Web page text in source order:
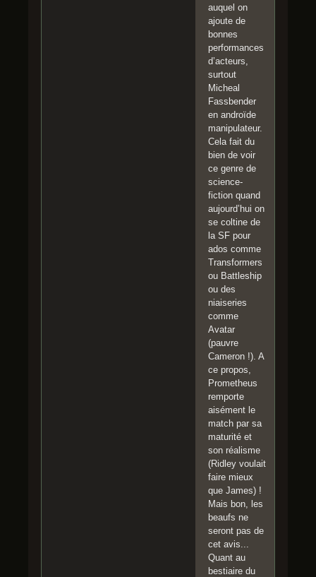
auquel on
ajoute de
bonnes
performances
d’acteurs,
surtout
Micheal
Fassbender
en androïde
manipulateur.
Cela fait du
bien de voir
ce genre de
science-
fiction quand
aujourd’hui on
se coltine de
la SF pour
ados comme
Transformers
ou Battleship
ou des
niaiseries
comme
Avatar
(pauvre
Cameron !). A
ce propos,
Prometheus
remporte
aisément le
match par sa
maturité et
son réalisme
(Ridley voulait
faire mieux
que James) !
Mais bon, les
beaufs ne
seront pas de
cet avis...
Quant au
bestiaire du